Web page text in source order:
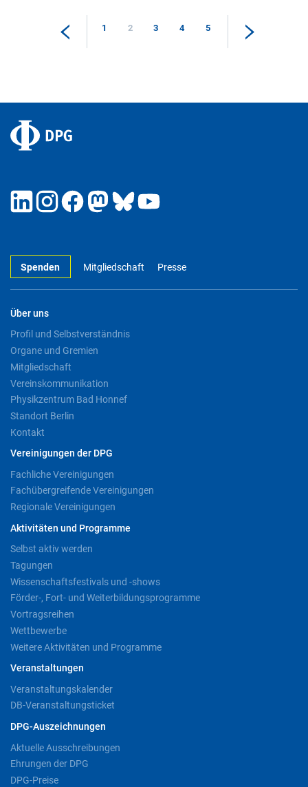
1 2 3 4 5
Spenden Mitgliedschaft Presse
Über uns
Profil und Selbstverständnis
Organe und Gremien
Mitgliedschaft
Vereinskommunikation
Physikzentrum Bad Honnef
Standort Berlin
Kontakt
Vereinigungen der DPG
Fachliche Vereinigungen
Fachübergreifende Vereinigungen
Regionale Vereinigungen
Aktivitäten und Programme
Selbst aktiv werden
Tagungen
Wissenschaftsfestivals und -shows
Förder-, Fort- und Weiterbildungsprogramme
Vortragsreihen
Wettbewerbe
Weitere Aktivitäten und Programme
Veranstaltungen
Veranstaltungskalender
DB-Veranstaltungsticket
DPG-Auszeichnungen
Aktuelle Ausschreibungen
Ehrungen der DPG
DPG-Preise